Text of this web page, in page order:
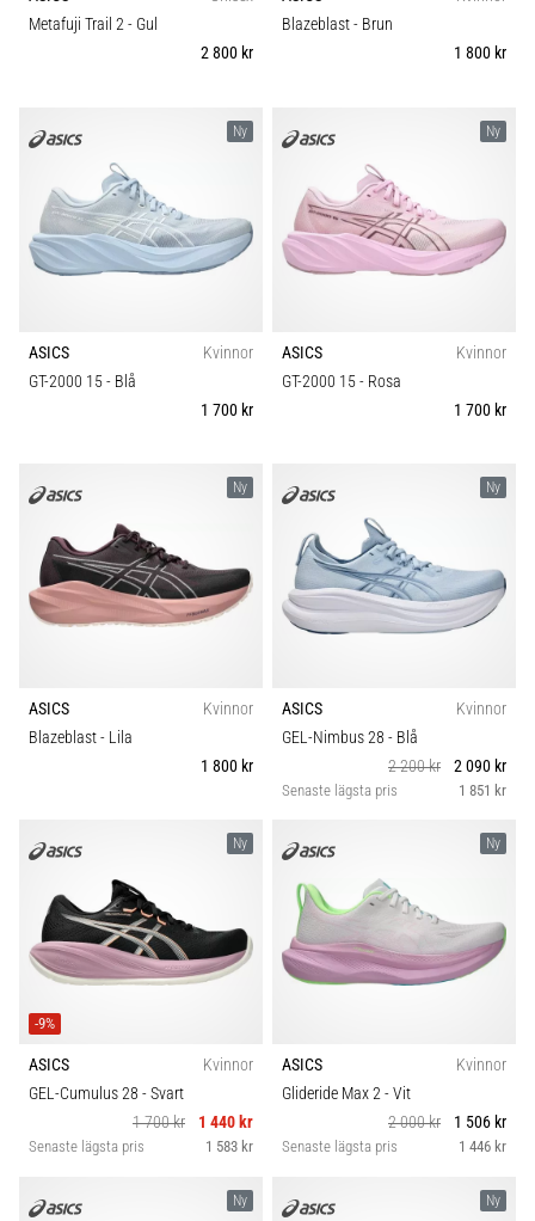
Hur
var
det…
6. 8. 2026
Löparknä:
Orsaker,
åtgärder
även
känt
som
iliotibialbandssyndrom
ett
mycket
löpare
drabbas
Vad…
alla
artiklar
Komfort och dämpning
Metafuji Trail 2- Gul
2 800 kr
Blazeblast- Brun
1 800 kr
Ny
ASICS
Kvinnor
GT-2000 15- Blå
1 700 kr
Ny
ASICS
Kvinnor
GT-2000 15- Rosa
1 700 kr
Ny
ASICS
Kvinnor
Blazeblast- Lila
1 800 kr
Ny
ASICS
Kvinnor
GEL-Nimbus 28 - Blå
2 200 kr
2 090 kr
Senaste lägsta pris 1 851 kr
Ny
-9%
ASICS
Kvinnor
GEL-Cumulus 28 - Svart
1 700 kr
1 440 kr
Senaste lägsta pris 1 583 kr
Ny
ASICS
Kvinnor
Glideride Max 2- Vit
2 000 kr
1 506 kr
Senaste lägsta pris 1 446 kr
Ny Ny